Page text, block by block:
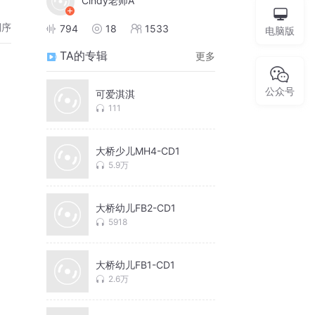
794 18 1533
TA的专辑 更多
可爱淇淇
111
大桥少儿MH4-CD1
5.9万
大桥幼儿FB2-CD1
5918
大桥幼儿FB1-CD1
2.6万
电脑版
公众号